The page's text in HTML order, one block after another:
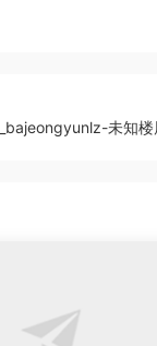
未知